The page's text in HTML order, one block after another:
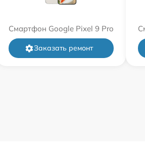
Смартфон Google Pixel 9 Pro
Заказать ремонт